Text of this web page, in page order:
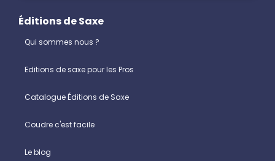
Éditions de Saxe
Qui sommes nous ?
Editions de saxe pour les Pros
Catalogue Éditions de Saxe
Coudre c'est facile
Le blog